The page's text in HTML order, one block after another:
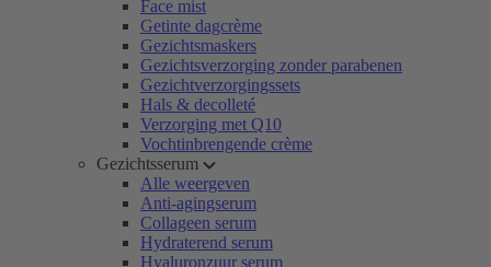
Face mist
Getinte dagcrème
Gezichtsmaskers
Gezichtsverzorging zonder parabenen
Gezichtverzorgingssets
Hals & decolleté
Verzorging met Q10
Vochtinbrengende crème
Gezichtsserum
Alle weergeven
Anti-agingserum
Collageen serum
Hydraterend serum
Hyaluronzuur serum